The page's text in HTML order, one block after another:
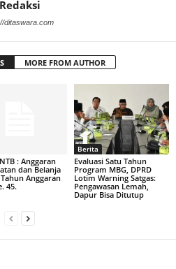
Redaksi
ditaswara.com
MORE FROM AUTHOR
: Anggaran
dan Belanja
Anggaran
45.
Berita
Evaluasi Satu Tahun
Program MBG, DPRD
Lotim Warning Satgas:
Pengawasan Lemah,
Dapur Bisa Ditutup